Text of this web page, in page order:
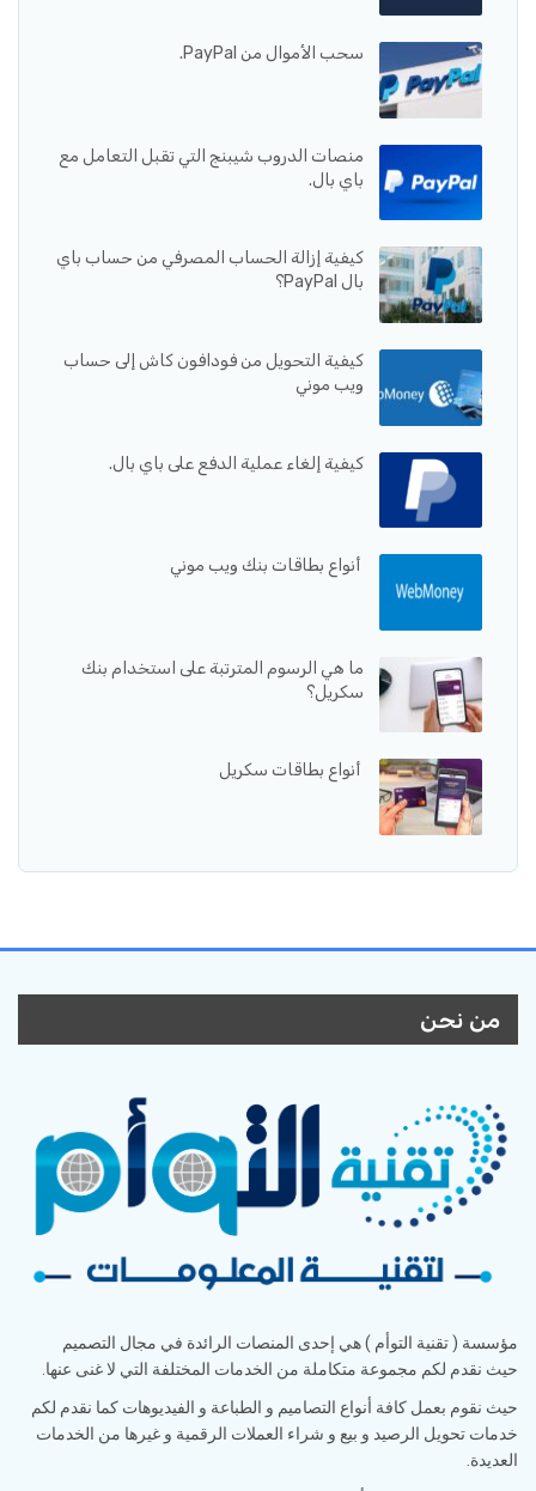
سحب الأموال من PayPal.
منصات الدروب شيبنج التي تقبل التعامل مع
باي بال.
كيفية إزالة الحساب المصرفي من حساب باي
بال PayPal؟
كيفية التحويل من فودافون كاش إلى حساب
ويب موني
كيفية إلغاء عملية الدفع على باي بال.
أنواع بطاقات بنك ويب موني
ما هي الرسوم المترتبة على استخدام بنك
سكريل؟
أنواع بطاقات سكريل
من نحن
مؤسسة ( تقنية التوأم ) هي إحدى المنصات الرائدة في مجال التصميم
حيث نقدم لكم مجموعة متكاملة من الخدمات المختلفة التي لا غنى عنها.
حيث نقوم بعمل كافة أنواع التصاميم و الطباعة و الفيديوهات كما نقدم لكم
خدمات تحويل الرصيد و بيع و شراء العملات الرقمية و غيرها من الخدمات
العديدة.